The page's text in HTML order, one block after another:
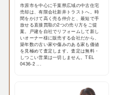
市原市を中心に千葉県広域の中古住宅
売却は、有限会社新井トラストへ。時
間をかけて高く売る仲介と、最短で手
放せる直接買取の2つの売り方をご提
案。戸建を自社でリフォームして新し
いオーナー様に販売する会社だから、
築年数の古い家や傷みのある家も価値
を見極めて査定します。査定は無料・
しつこい営業は一切しません。TEL
0436-2 ...